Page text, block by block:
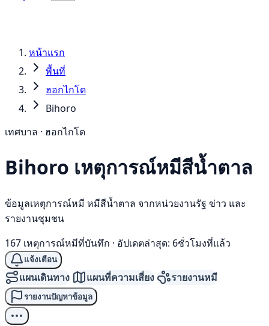
หน้าแรก
พื้นที่
ฮอกไกโด
Bihoro
เทศบาล · ฮอกไกโด
Bihoro เหตุการณ์หมีสีน้ำตาล
ข้อมูลเหตุการณ์หมี หมีสีน้ำตาล จากหน่วยงานรัฐ ข่าว และ
รายงานชุมชน
167 เหตุการณ์หมีที่บันทึก · อัปเดตล่าสุด: 6ชั่วโมงที่แล้ว
แจ้งเตือน
แผนเดินทาง แผนที่ความเสี่ยง รายงานหมี
รายงานปัญหาข้อมูล